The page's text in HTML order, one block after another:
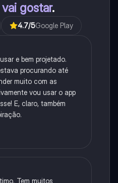
gostar.
4.7/5Google Play
e bem projetado.
procurando até
muito com as
vou usar o app
E, claro, também
Tem muitos